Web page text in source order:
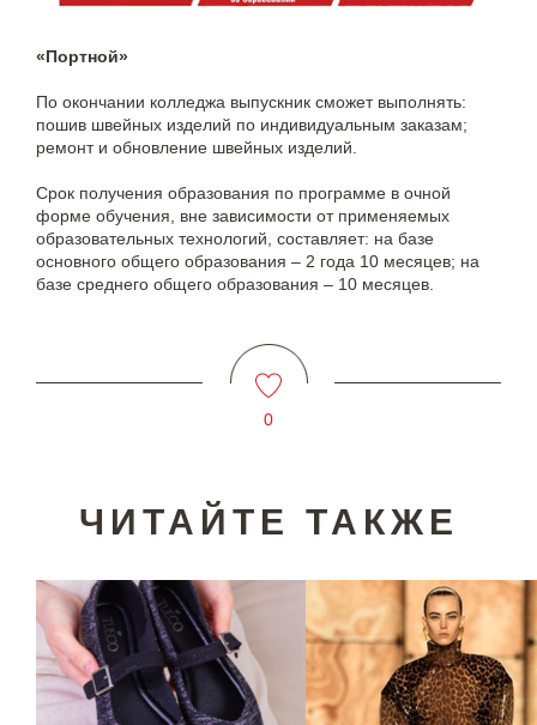
«Портной»
По окончании колледжа выпускник сможет выполнять:
пошив швейных изделий по индивидуальным заказам;
ремонт и обновление швейных изделий.
Срок получения образования по программе в очной
форме обучения, вне зависимости от применяемых
образовательных технологий, составляет: на базе
основного общего образования – 2 года 10 месяцев; на
базе среднего общего образования – 10 месяцев.
0
ЧИТАЙТЕ ТАКЖЕ